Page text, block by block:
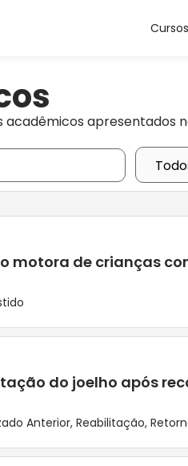
Cursos
apresentados
motora de crianças
do joelho após
Anterior, Reabilitação,